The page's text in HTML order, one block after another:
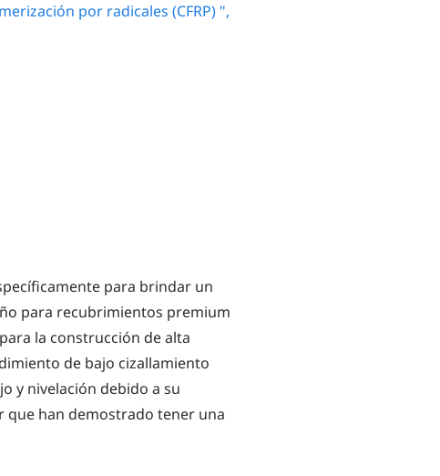
por radicales (CFRP) ",
para brindar un
para recubrimientos premium
la construcción de alta
de bajo cizallamiento
y nivelación debido a su
que han demostrado tener una